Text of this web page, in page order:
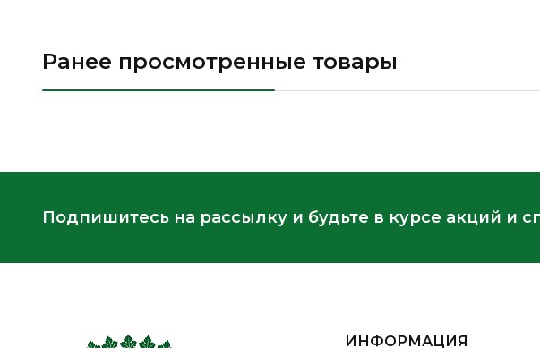
Ранее просмотренные товары
Подпишитесь на рассылку и будьте в курсе акций и
ИНФОРМАЦИЯ